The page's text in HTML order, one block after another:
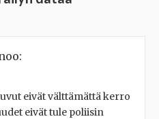
eivät välttämättä kerro
eivät tule poliisin